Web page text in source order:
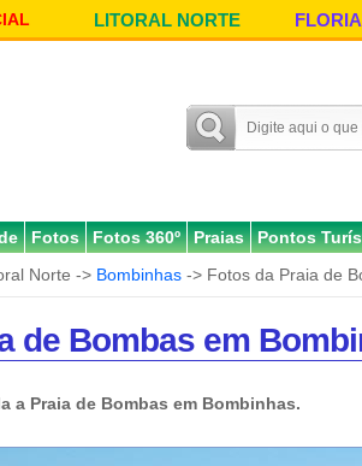
LITORAL NORTE
Fotos Fotos 360º Praias Pontos
Norte -> Bombinhas -> Fotos da Praia de
de Bombas em
a Praia de Bombas em Bombinhas.